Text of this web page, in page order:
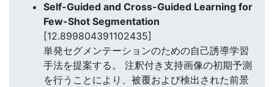
Self-Guided and Cross-Guided Learning for
Few-Shot Segmentation
[12.899804391102435]
単発セグメンテーションのための自己誘導学習
手法を提案する。 注釈付き支持画像の初期予測
を行うことにより、被覆および検出された前景